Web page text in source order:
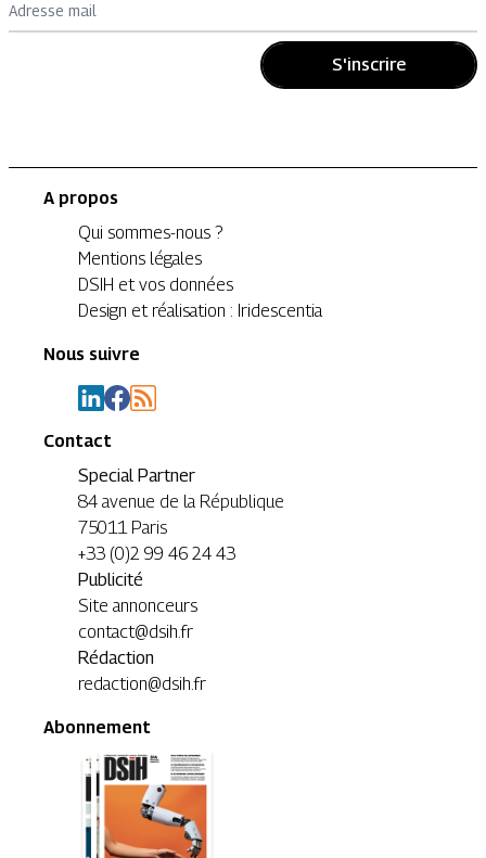
Adresse mail
S'inscrire
A propos
Qui sommes-nous ?
Mentions légales
DSIH et vos données
Design et réalisation : Iridescentia
Nous suivre
Contact
Special Partner
84 avenue de la République
75011 Paris
+33 (0)2 99 46 24 43
Publicité
Site annonceurs
contact@dsih.fr
Rédaction
redaction@dsih.fr
Abonnement